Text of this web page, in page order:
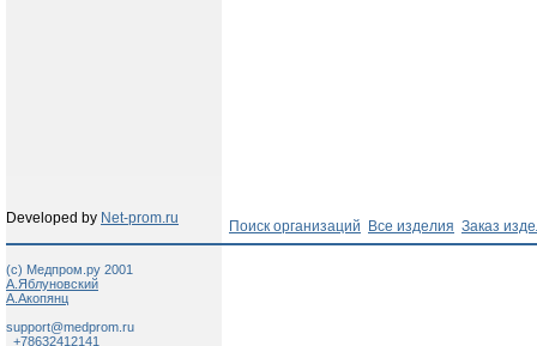
Developed by Net-prom.ru Поиск организаций Все изделия Заказ
(c) Медпром.ру 2001
А.Яблуновский
А.Акопянц
support@medprom.ru
+78632412141